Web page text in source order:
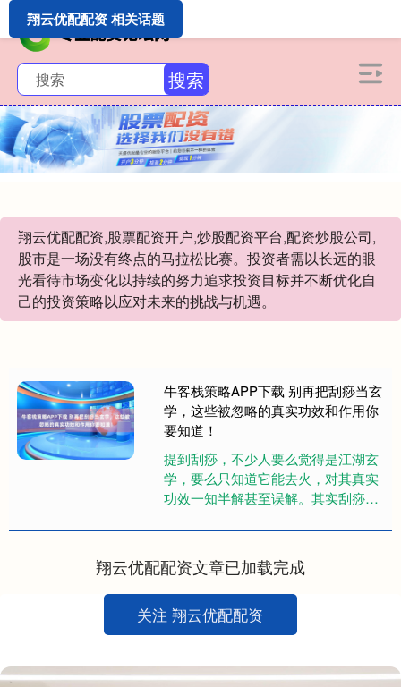
搜索
翔云优配配资,股票配资开户,炒股配资平台,配资炒股公司,
股市是一场没有终点的马拉松比赛。投资者需以长远的眼
光看待市场变化以持续的努力追求投资目标并不断优化自
己的投资策略以应对未来的挑战与机遇。
翔云优配配资 相关话题
牛客栈策略APP下载 别再把刮痧当玄
学，这些被忽略的真实功效和作用你
要知道！
提到刮痧，不少人要么觉得是江湖玄
学，要么只知道它能去火，对其真实
功效一知半解甚至误解。其实刮痧是
出痧就是排毒’。接下来我们会拆....
翔云优配配资文章已加载完成
关注 翔云优配配资